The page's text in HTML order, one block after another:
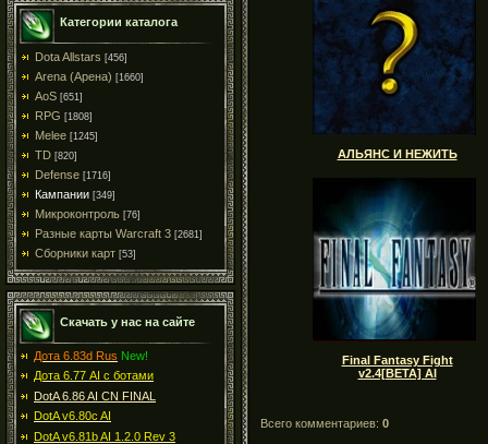
Категории каталога
Dota Allstars [456]
Arena (Арена) [1660]
AoS [651]
RPG [1808]
Melee [1245]
TD [820]
Defense [1716]
Кампании [349]
Микроконтроль [76]
Разные карты Warcraft 3 [2681]
Сборники карт [53]
Скачать у нас на сайте
Дота 6.83d Rus New!
Дота 6.77 AI с ботами
DotA 6.86 AI CN FINAL
DotA v6.80c AI
DotA v6.81b AI 1.2.0 Rev 3
АЛЬЯНС И НЕЖИТЬ
Final Fantasy Fight
v2.4[BETA] AI
Всего комментариев: 0